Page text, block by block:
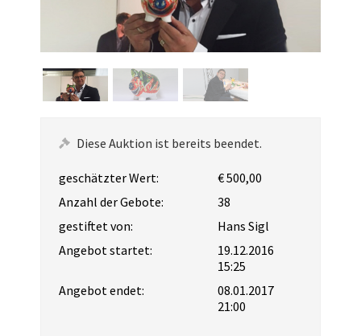
Diese Auktion ist bereits beendet.
geschätzter Wert:
€ 500,00
Anzahl der Gebote:
38
gestiftet von:
Hans Sigl
Angebot startet:
19.12.2016
15:25
Angebot endet:
08.01.2017
21:00